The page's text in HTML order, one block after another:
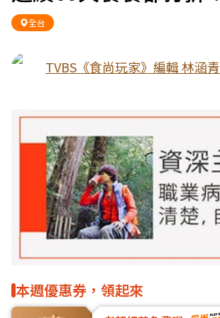
全台
TVBS《食尚玩家》編輯 林涵青
本週優惠券，領起來